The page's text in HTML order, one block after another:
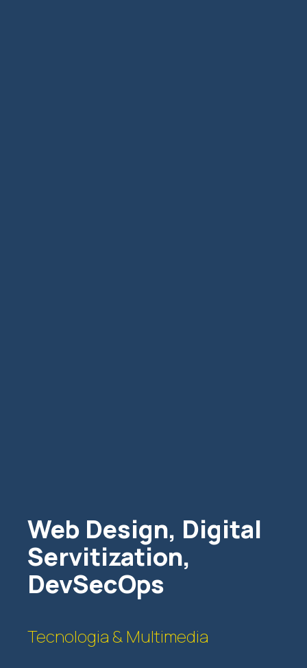
Web Design, Digital
Servitization,
DevSecOps
Tecnologia & Multimedia